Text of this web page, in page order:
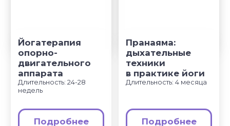
УЗНАТЬ
ПОДРОБНЕЕ
+7 (930) 035 91 31
© YogaAcademy, 2026
ООО «Академия Йоги» РФ, 127106, г. Москва,
вн.тер.г. муниципальный округ Марфино
Гостиничная ул, д. 5, помещ. 1/1